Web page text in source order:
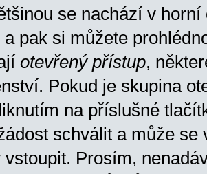
se nachází v horní
pak si můžete
otevřený přístup,
Pokud je skupina
na příslušné
schválit a může se
vstoupit. Prosím,